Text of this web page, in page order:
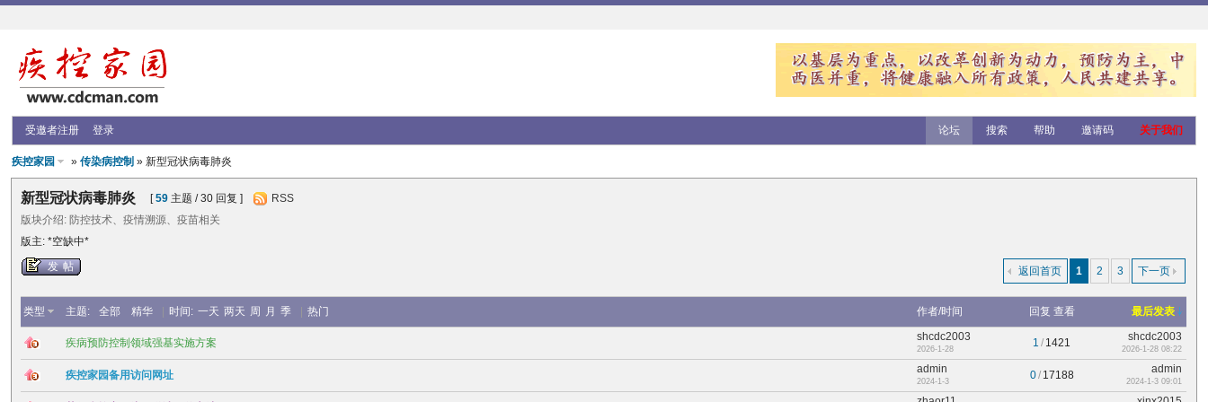
受邀者注册 登录 论坛 搜索 帮助 邀请码 关于我们
疾控家园 »传染病控制 » 新型冠状病毒肺炎
新型冠状病毒肺炎 [59 主题 / 30 回复 ]
RSS
版块介绍: 防控技术、疫情溯源、疫苗相关
版主: *空缺中*
1 2 3 下一页
返回首页
发帖
类型 主题: 全部 精华 时间: 一天 两天 周 月 季 热门 作者/时间 回复 查看 最后发表
疾病预防控制领域强基实施方案 shcdc2003
2026-1-28
1 / 1421 shcdc2003
2026-1-28 08:22
疾控家园备用访问网址 admin
2024-1-3
0/ 17188 admin
2024-1-3 09:01